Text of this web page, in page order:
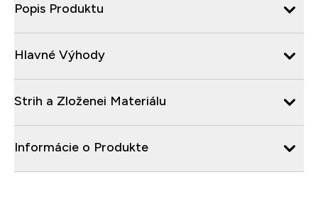
Popis Produktu
Hlavné Výhody
Strih a Zloženei Materiálu
Informácie o Produkte